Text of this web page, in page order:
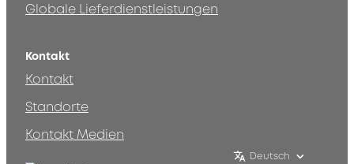
Globale Lieferdienstleistungen
Kontakt
Kontakt
Standorte
Kontakt Medien
Deutsch